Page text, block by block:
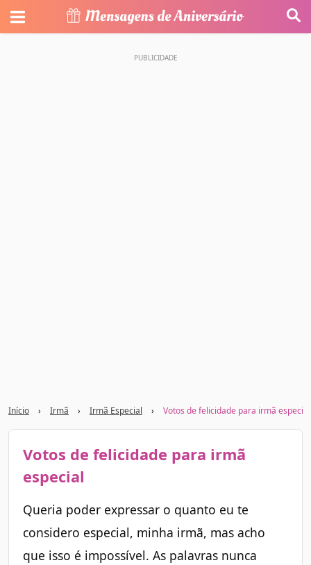
Início › Irmã › Irmã Especial › Votos de felicidade para irmã especial
Votos de felicidade para irmã
especial
Queria poder expressar o quanto eu te
considero especial, minha irmã, mas acho
que isso é impossível. As palavras nunca